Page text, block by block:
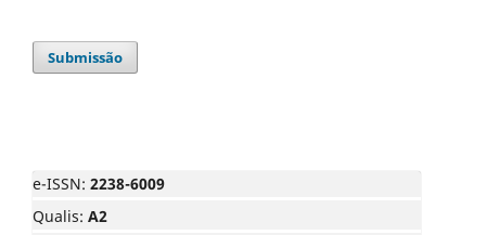
Submissão
e-ISSN: 2238-6009
Qualis: A2